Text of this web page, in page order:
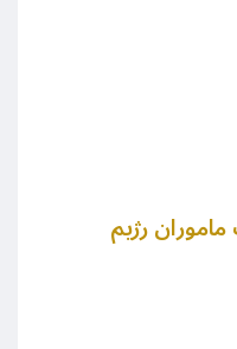
رژیم